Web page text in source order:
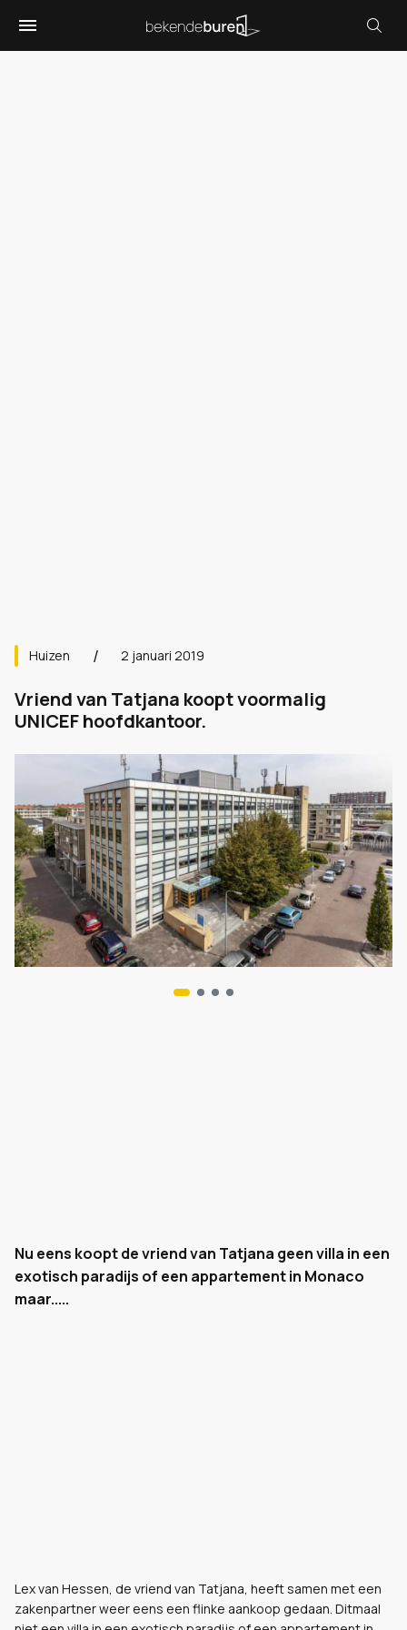
Huizen 2 januari 2019
Vriend van Tatjana koopt voormalig
UNICEF hoofdkantoor.
Nu eens koopt de vriend van Tatjana geen villa in een
exotisch paradijs of een appartement in Monaco
maar.....
Lex van Hessen, de vriend van Tatjana, heeft samen met een
zakenpartner weer eens een flinke aankoop gedaan. Ditmaal